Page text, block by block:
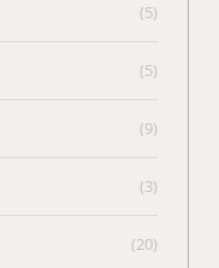
(5)
(5)
(9)
(3)
(20)